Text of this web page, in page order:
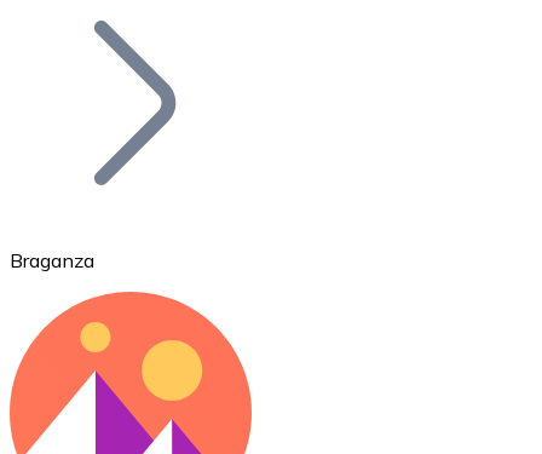
Bitcoin
Ethereum
Braganza